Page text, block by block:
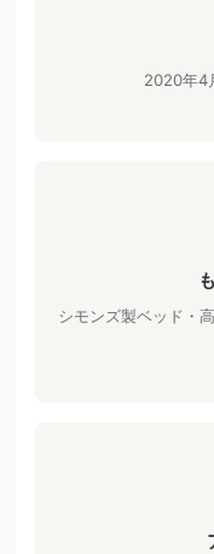
2020年4
シモンズ製ベッド・